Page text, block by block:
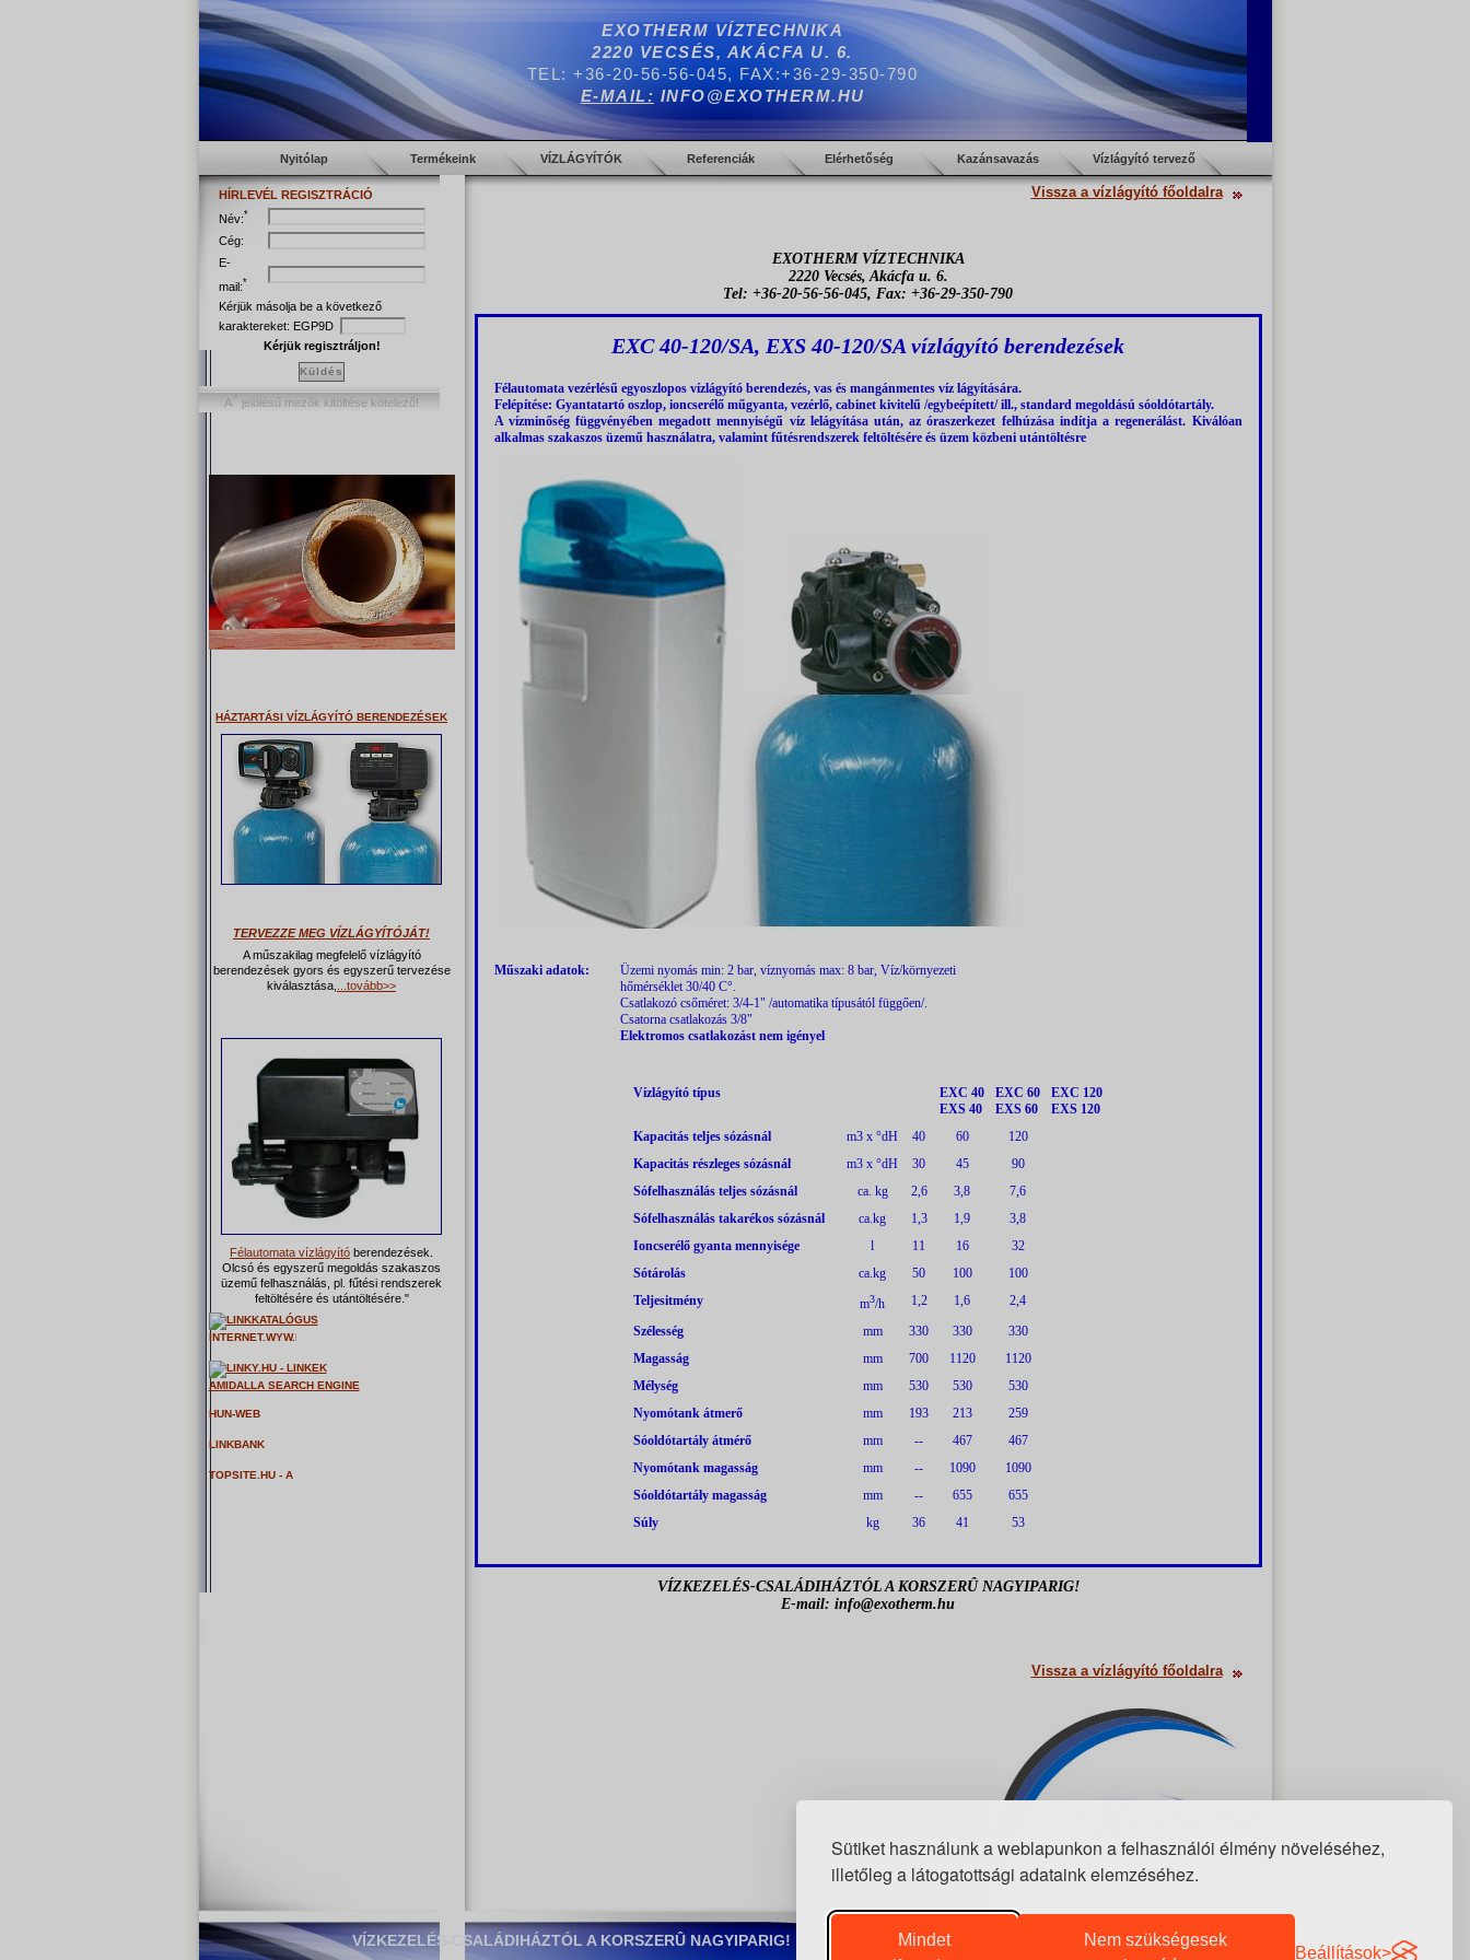
Sütiket használunk a weblapunkon a felhasználói élmény növeléséhez,
illetőleg a látogatottsági adataink elemzéséhez.
Mindet
Nem szükségesek
Beállítások
EXOTHERM VÍZTECHNIKA
2220 VECSÉS, AKÁCFA U. 6.
TEL: +36-20-56-56-045, FAX:+36-29-350-790
E-MAIL: INFO@EXOTHERM.HU
Nyitólap Termékeink VÍZLÁGYÍTÓK Referenciák Elérhetőség Kazánsavazás Vízlágyító tervező
HÍRLEVÉL REGISZTRÁCIÓ
Név:*
Cég:
E-
mail:*
Kérjük másolja be a következő
karaktereket: EGP9D
Kérjük regisztráljon!
Küldés
A * jelölésű mezők kitöltése kötelező!
HÁZTARTÁSI VÍZLÁGYÍTÓ BERENDEZÉSEK
TERVEZZE MEG VÍZLÁGYÍTÓJÁT!
A műszakilag megfelelő vízlágyító
berendezések gyors és egyszerű tervezése
kiválasztása,
...tovább>>
Félautomata vízlágyító berendezések.
Olcsó és egyszerű megoldás szakaszos
üzemű felhasználás, pl. fűtési rendszerek
feltöltésére és utántöltésére."
AMIDALLA SEARCH ENGINE
Vissza a vízlágyító főoldalra
EXOTHERM VÍZTECHNIKA
2220 Vecsés, Akácfa u. 6.
Tel: +36-20-56-56-045, Fax: +36-29-350-790
EXC 40-120/SA, EXS 40-120/SA vízlágyító berendezések
Félautomata vezérlésű egyoszlopos vízlágyító berendezés, vas és mangánmentes víz lágyítására.
Felépítése: Gyantatartó oszlop, ioncserélő műgyanta, vezérlő, cabinet kivitelű /egybeépített/ ill., standard megoldású sóoldótartály.
A vízminőség függvényében megadott mennyiségű víz lelágyítása után, az óraszerkezet felhúzása indítja a regenerálást. Kiválóan
alkalmas szakaszos üzemű használatra, valamint fűtésrendszerek feltöltésére és üzem közbeni utántöltésre
Műszaki adatok:
Üzemi nyomás min: 2 bar, víznyomás max: 8 bar, Víz/környezeti
hőmérséklet 30/40 C°.
Csatlakozó csőméret: 3/4-1" /automatika típusától függően/.
Csatorna csatlakozás 3/8"
Elektromos csatlakozást nem igényel
Vízlágyító típus
EXC 40
EXS 40
EXC 60
EXS 60
EXC 120
EXS 120
Kapacitás teljes sózásnál
m3 x °dH 40 60
120
Kapacitás részleges sózásnál
m3 x °dH 30 45
90
Sófelhasználás teljes sózásnál
ca. kg 2,6 3,8
7,6
Sófelhasználás takarékos sózásnál
ca.kg 1,3 1,9
3,8
Ioncserélő gyanta mennyisége
l 11 16
32
Sótárolás
ca.kg 50 100
100
Teljesitmény
m3/h 1,2 1,6
2,4
Szélesség
mm 330 330
330
Magasság
mm 700 1120
1120
Mélység
mm 530 530
530
Nyomótank átmerő
mm 193 213
259
Sóoldótartály átmérő
mm -- 467
467
Nyomótank magasság
mm -- 1090
1090
Sóoldótartály magasság
mm -- 655
655
Súly
kg 36 41 53
VÍZKEZELÉS-CSALÁDIHÁZTÓL A KORSZERÛ NAGYIPARIG!
E-mail: info@exotherm.hu
Vissza a vízlágyító főoldalra
VÍZKEZELÉS-CSALÁDIHÁZTÓL A KORSZERÛ NAGYIPARIG!